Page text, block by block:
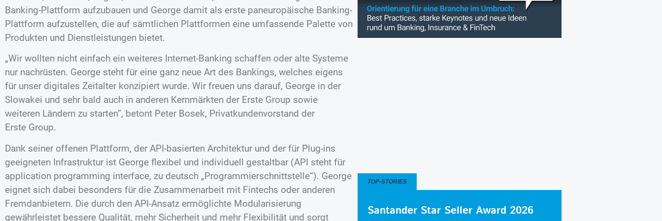
Banking-Plattform aufzubauen und George damit als erste paneuropäische Banking-
Plattform aufzustellen, die auf sämtlichen Plattformen eine umfassende Palette von
Produkten und Dienstleistungen bietet.
„Wir wollten nicht einfach ein weiteres Internet-Banking schaffen oder alte Systeme
nur nachrüsten. George steht für eine ganz neue Art des Bankings, welches eigens
für unser digitales Zeitalter konzipiert wurde. Wir freuen uns darauf, George in der
Slowakei und sehr bald auch in anderen Kernmärkten der Erste Group sowie
weiteren Ländern zu starten”, betont Peter Bosek, Privatkundenvorstand der
Erste Group.
Dank seiner offenen Plattform, der API-basierten Architektur und der für Plug-ins
geeigneten Infrastruktur ist George flexibel und individuell gestaltbar (API steht für
application programming interface, zu deutsch „Programmierschnittstelle“). George
eignet sich dabei besonders für die Zusammenarbeit mit Fintechs oder anderen
Fremdanbietern. Die durch den API-Ansatz ermöglichte Modularisierung
gewährleistet bessere Qualität, mehr Sicherheit und mehr Flexibilität und sorgt
TOP-STORIES
Santander Star Seller Award 2026